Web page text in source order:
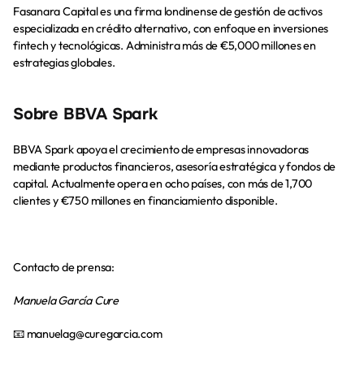
Fasanara Capital es una firma londinense de gestión de activos
especializada en crédito alternativo, con enfoque en inversiones
fintech y tecnológicas. Administra más de €5,000 millones en
estrategias globales.
Sobre BBVA Spark
BBVA Spark apoya el crecimiento de empresas innovadoras
mediante productos financieros, asesoría estratégica y fondos de
capital. Actualmente opera en ocho países, con más de 1,700
clientes y €750 millones en financiamiento disponible.
Contacto de prensa:
Manuela García Cure
📧 manuelag@curegarcia.com